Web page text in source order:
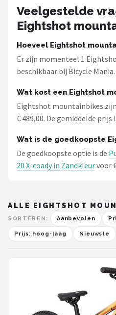
New Looxs
BBB Cycling
Voltano
Shimano
Cortina
Alle merken →
Veelgestelde
Eightshot
Hoeveel Eightshot
Er zijn momenteel 1
beschikbaar bij Bicycle Mania.
Wat kost een Eightshot
Eightshot mountainbikes
€ 489,00. De gemiddelde prijs
Wat is de goedkoopste
De goedkoopste optie is de
20 X-coady in Zandkleurvoor
ALLE EIGHTSHOT
SORTEREN: Aanbevolen
Prijs: hoog-laag Nieuwste